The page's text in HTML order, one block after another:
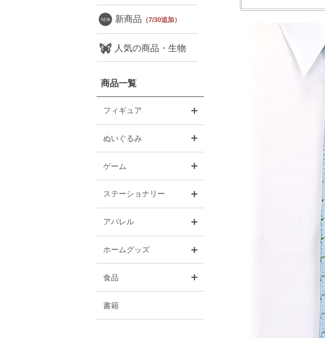
新商品 （7/30追加）
人気の商品・生物
商品一覧
フィギュア
ぬいぐるみ
ゲーム
ステーショナリー
アパレル
ホームグッズ
食品
書籍